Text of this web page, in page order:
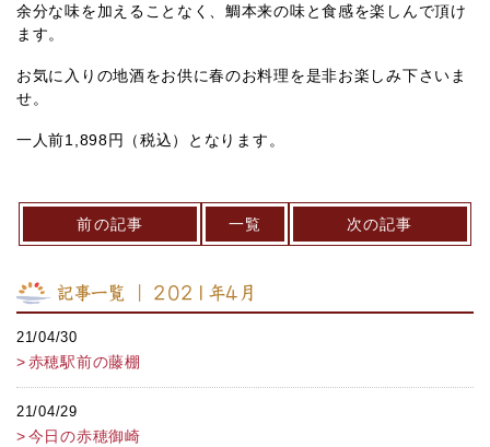
余分な味を加えることなく、鯛本来の味と食感を楽しんで頂け
ます。
お気に入りの地酒をお供に春のお料理を是非お楽しみ下さいま
せ。
一人前1,898円（税込）となります。
前の記事 一覧 次の記事
記事一覧 ｜ 2021年4月
21/04/30
赤穂駅前の藤棚
21/04/29
今日の赤穂御崎